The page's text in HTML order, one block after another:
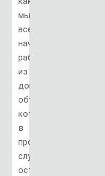
мы
все
начали
работать
из
дома,
объекты,
которые
в
противном
случае
остались